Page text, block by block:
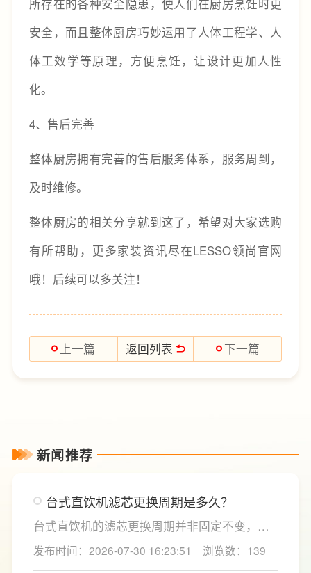
所存在的各种安全隐患，使人们在厨房烹饪时更
安全，而且整体厨房巧妙运用了人体工程学、人
体工效学等原理，方便烹饪，让设计更加人性
化。
4、售后完善
整体厨房拥有完善的售后服务体系，服务周到，
及时维修。
整体厨房的相关分享就到这了，希望对大家选购
有所帮助，更多家装资讯尽在LESSO领尚官网
哦！后续可以多关注！
上一篇 返回列表 下一篇
新闻推荐
台式直饮机滤芯更换周期是多久？
台式直饮机的滤芯更换周期并非固定不变，主
要取决于实际用水量、进水水质及使用频率等
因素。一般来说，PP棉和活性炭类前置滤芯建
发布时间：2026-07-30 16:23:51 浏览数：139